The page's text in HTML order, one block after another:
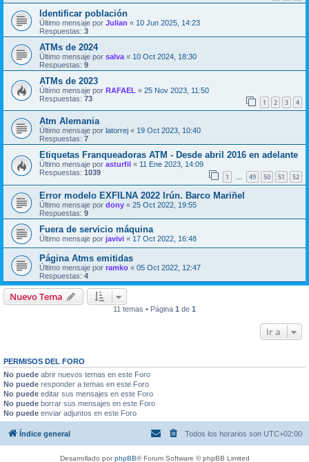
Identificar población
Último mensaje por Julian « 10 Jun 2025, 14:23
Respuestas: 3
ATMs de 2024
Último mensaje por salva « 10 Oct 2024, 18:30
Respuestas: 9
ATMs de 2023
Último mensaje por RAFAEL « 25 Nov 2023, 11:50
Respuestas: 73 1 2 3 4
Atm Alemania
Último mensaje por latorrej « 19 Oct 2023, 10:40
Respuestas: 7
Etiquetas Franqueadoras ATM - Desde abril 2016 en adelante
Último mensaje por asturfil « 11 Ene 2023, 14:09
Respuestas: 1039 1 … 49 50 51 52
Error modelo EXFILNA 2022 Irún. Barco Mariñel
Último mensaje por dony « 25 Oct 2022, 19:55
Respuestas: 9
Fuera de servicio máquina
Último mensaje por javivi « 17 Oct 2022, 16:48
Página Atms emitidas
Último mensaje por ramko « 05 Oct 2022, 12:47
Respuestas: 4
Nuevo Tema
11 temas • Página 1 de 1
Ir a
PERMISOS DEL FORO
No puede abrir nuevos temas en este Foro
No puede responder a temas en este Foro
No puede editar sus mensajes en este Foro
No puede borrar sus mensajes en este Foro
No puede enviar adjuntos en este Foro
Índice general Todos los horarios son UTC+02:00
Desarrollado porphpBB® Forum Software © phpBB Limited